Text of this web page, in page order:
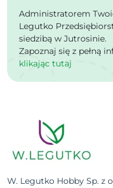
Administratorem
Legutko
siedzibą w Jutrosinie.
Zapoznaj się z pełną
klikając tutaj
W. Legutko Hobby Sp. z